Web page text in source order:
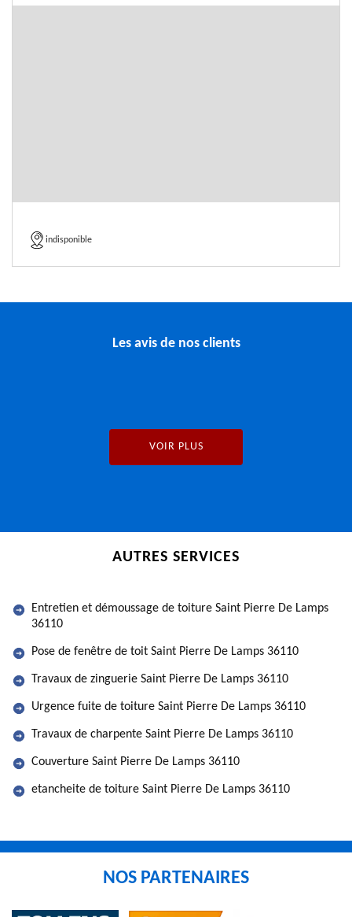
indisponible
Les avis de nos clients
VOIR PLUS
AUTRES SERVICES
Entretien et démoussage de toiture Saint Pierre De Lamps
36110
Pose de fenêtre de toit Saint Pierre De Lamps 36110
Travaux de zinguerie Saint Pierre De Lamps 36110
Urgence fuite de toiture Saint Pierre De Lamps 36110
Travaux de charpente Saint Pierre De Lamps 36110
Couverture Saint Pierre De Lamps 36110
etancheite de toiture Saint Pierre De Lamps 36110
NOS PARTENAIRES